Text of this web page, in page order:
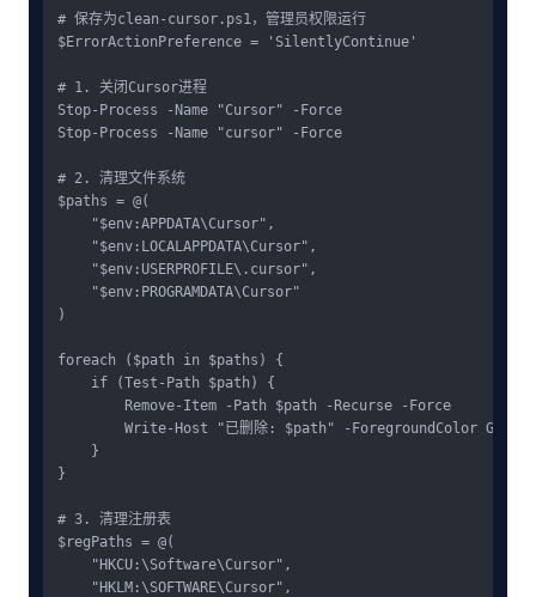
# 保存为clean-cursor.ps1，管理员权限运行
$ErrorActionPreference = 'SilentlyContinue'
# 1. 关闭Cursor进程
Stop-Process -Name "Cursor" -Force
Stop-Process -Name "cursor" -Force
# 2. 清理文件系统
$paths = @(
    "$env:APPDATA\Cursor",
    "$env:LOCALAPPDATA\Cursor",
    "$env:USERPROFILE\.cursor",
    "$env:PROGRAMDATA\Cursor"
)
foreach ($path in $paths) {
    if (Test-Path $path) {
        Remove-Item -Path $path -Recurse -Force
        Write-Host "已删除: $path" -ForegroundColor Green
    }
}
# 3. 清理注册表
$regPaths = @(
    "HKCU:\Software\Cursor",
    "HKLM:\SOFTWARE\Cursor",